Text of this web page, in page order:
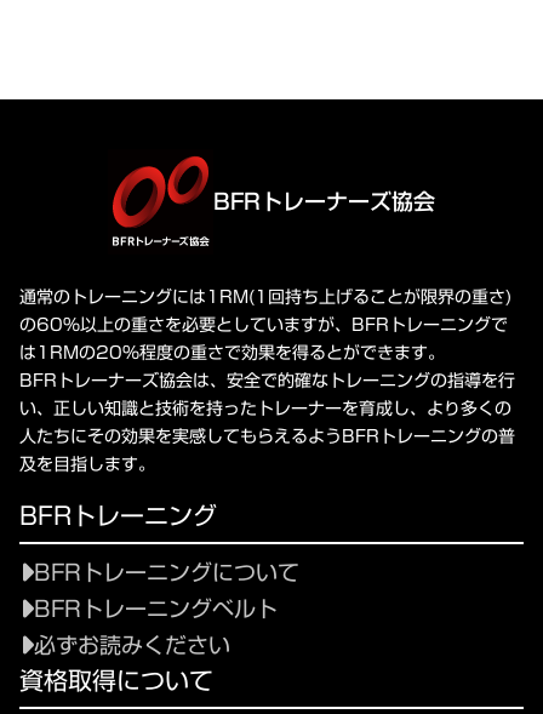
BFRトレーナーズ協会
通常のトレーニングには1RM(1回持ち上げることが限界の重さ)
の60%以上の重さを必要としていますが、BFRトレーニングで
は1RMの20%程度の重さで効果を得るとができます。
BFRトレーナーズ協会は、安全で的確なトレーニングの指導を行
い、正しい知識と技術を持ったトレーナーを育成し、より多くの
人たちにその効果を実感してもらえるようBFRトレーニングの普
及を目指します。
BFRトレーニング
BFRトレーニングについて
BFRトレーニングベルト
必ずお読みください
資格取得について